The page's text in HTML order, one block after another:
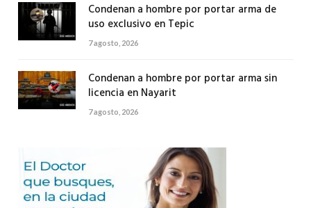
Condenan a hombre por portar arma de
uso exclusivo en Tepic
7 agosto, 2026
Condenan a hombre por portar arma sin
licencia en Nayarit
7 agosto, 2026